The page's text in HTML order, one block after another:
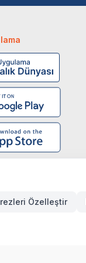
Özelleştir